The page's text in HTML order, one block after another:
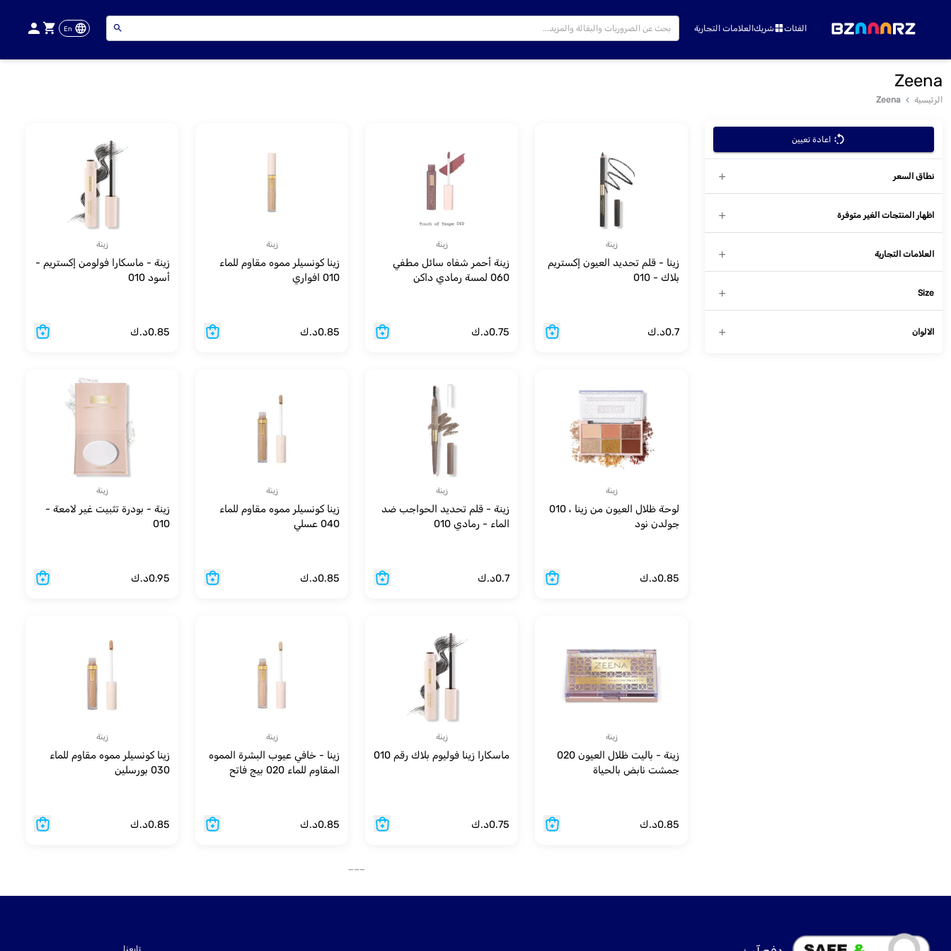
الفئات شريكالعلامات التجارية En
Zeena
الرئيسية Zeena
زينة
زينا - قلم تحديد العيون إكستريم
بلاك - 010
0.7د.ك
زينة
زينة أحمر شفاه سائل مطفي
060 لمسة رمادي داكن
0.75د.ك
زينة
زينا كونسيلر مموه مقاوم للماء
010 افواري
0.85د.ك
زينة
زينة - ماسكارا فولومن إكستريم -
أسود 010
0.85د.ك
زينة
لوحة ظلال العيون من زينا ، 010
جولدن نود
0.85د.ك
زينة
زينة - قلم تحديد الحواجب ضد
الماء - رمادي 010
0.7د.ك
زينة
زينا كونسيلر مموه مقاوم للماء
040 عسلي
0.85د.ك
زينة
زينة - بودرة تثبيت غير لامعة -
010
0.95د.ك
زينة
زينة - باليت ظلال العيون 020
جمشت نابض بالحياة
0.85د.ك
زينة
ماسكارا زينا فوليوم بلاك رقم 010
0.75د.ك
زينة
زينا - خافي عيوب البشرة المموه
المقاوم للماء 020 بيج فاتح
0.85د.ك
زينة
زينا كونسيلر مموه مقاوم للماء
030 بورسلين
0.85د.ك
___
اعادة تعيين
نطاق السعر
اظهار المنتجات الغير متوفرة
العلامات التجارية
Size
الالوان
تابعنا